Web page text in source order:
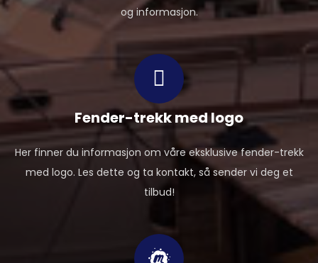
og informasjon.
Fender-trekk med logo
Her finner du informasjon om våre eksklusive fender-trekk
med logo. Les dette og ta kontakt, så sender vi deg et
tilbud!